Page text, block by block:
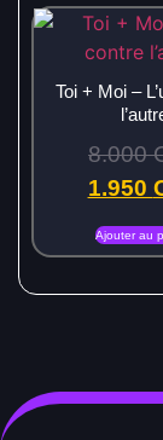
Toi + Moi –
8.000
1.950
Ajouter au